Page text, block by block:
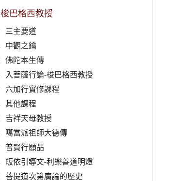
梭巴格西教授
三主要道
中觀之鑰
佛陀本生傳
入菩薩行論-梭巴格西教授
六加行實修課程
其他課程
吉祥天母教授
噶當派祖師大德傳
普賢行願品
皈依引導文-利樂善道明燈
菩提道次第廣論的歷史